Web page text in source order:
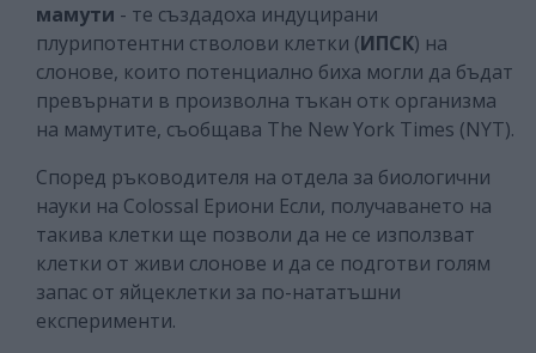
мамути - те създадоха индуцирани
плурипотентни стволови клетки (ИПСК) на
слонове, които потенциално биха могли да бъдат
превърнати в произволна тъкан отк организма
на мамутите, съобщава The New York Times (NYT).
Според ръководителя на отдела за биологични
науки на Colossal Ериони Если, получаването на
такива клетки ще позволи да не се използват
клетки от живи слонове и да се подготви голям
запас от яйцеклетки за по-нататъшни
експерименти.